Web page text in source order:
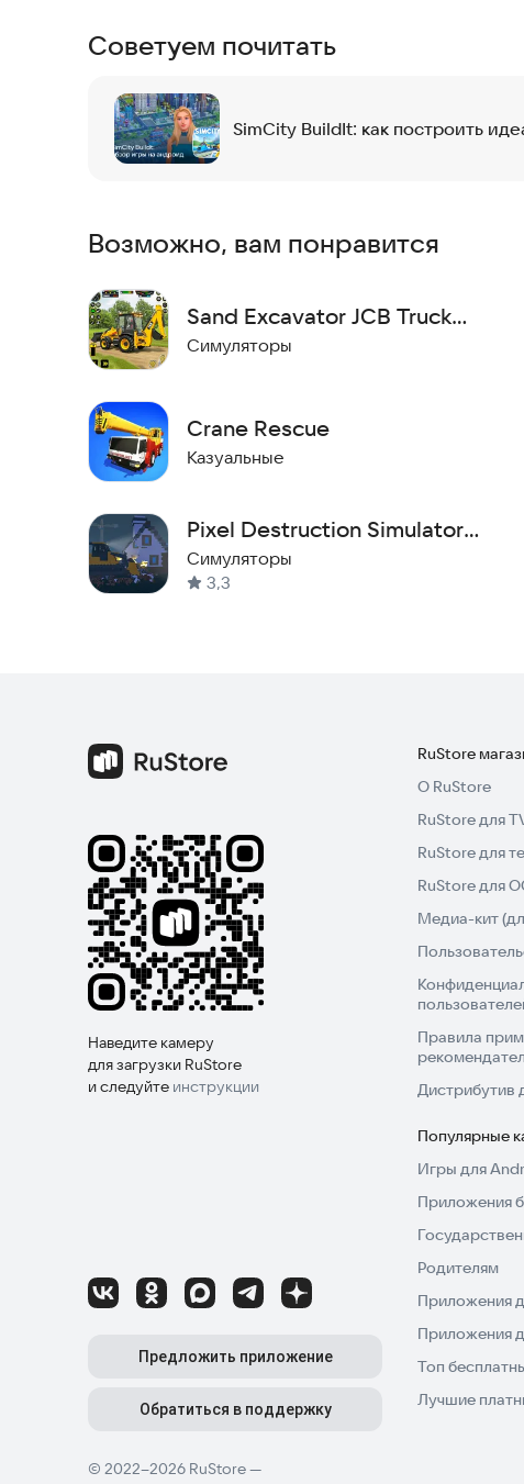
Советуем почитать
SimCity BuildIt: как построить
Возможно, вам понравится
Sand Excavator JCB Truck
3D
Симуляторы
Crane Rescue
Казуальные
Pixel Destruction Simulator
3D
Симуляторы
3,3
Наведите камеру
для загрузки RuStore
и следуйте инструкции
© 2022–2026 RuStore —
Предложить приложение
Обратиться в поддержку
RuStore
О RuStore
RuStore для
RuStore для
RuStore для
Медиа-кит
Правила
Дистрибутив
Популярные
Игры для
Приложения
Родителям
Приложения
Приложения
Топ
Лучшие